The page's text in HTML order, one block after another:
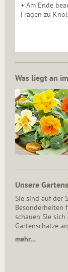
+ Am Ende
Fragen zu
Was liegt an
Unsere
Sie sind auf der
Besonderheiten
schauen Sie
Gartenschätze
mehr…